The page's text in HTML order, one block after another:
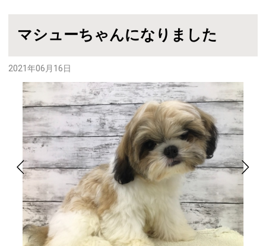
マシューちゃんになりました
2021年06月16日